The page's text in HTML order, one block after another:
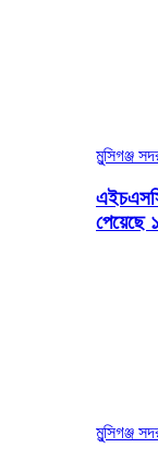
মুন্সিগঞ্জ
পেয়েছে
মুন্সিগঞ্জ